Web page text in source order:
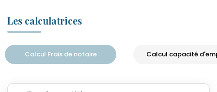
Les calculatrices
Calcul Frais de notaire Calcul capacité